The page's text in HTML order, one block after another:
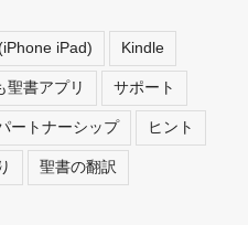
iPad) Kindle
聖書アプリ サポート
ートナーシップ ヒント
聖書の翻訳